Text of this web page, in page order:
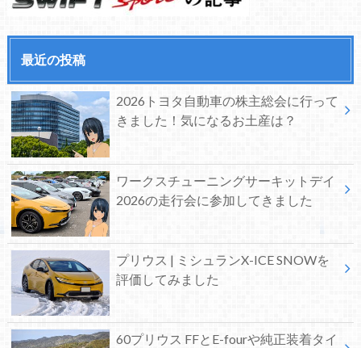
最近の投稿
2026トヨタ自動車の株主総会に行って
きました！気になるお土産は？
ワークスチューニングサーキットデイ
2026の走行会に参加してきました
プリウス | ミシュランX-ICE SNOWを
評価してみました
60プリウス FFとE-fourや純正装着タイ